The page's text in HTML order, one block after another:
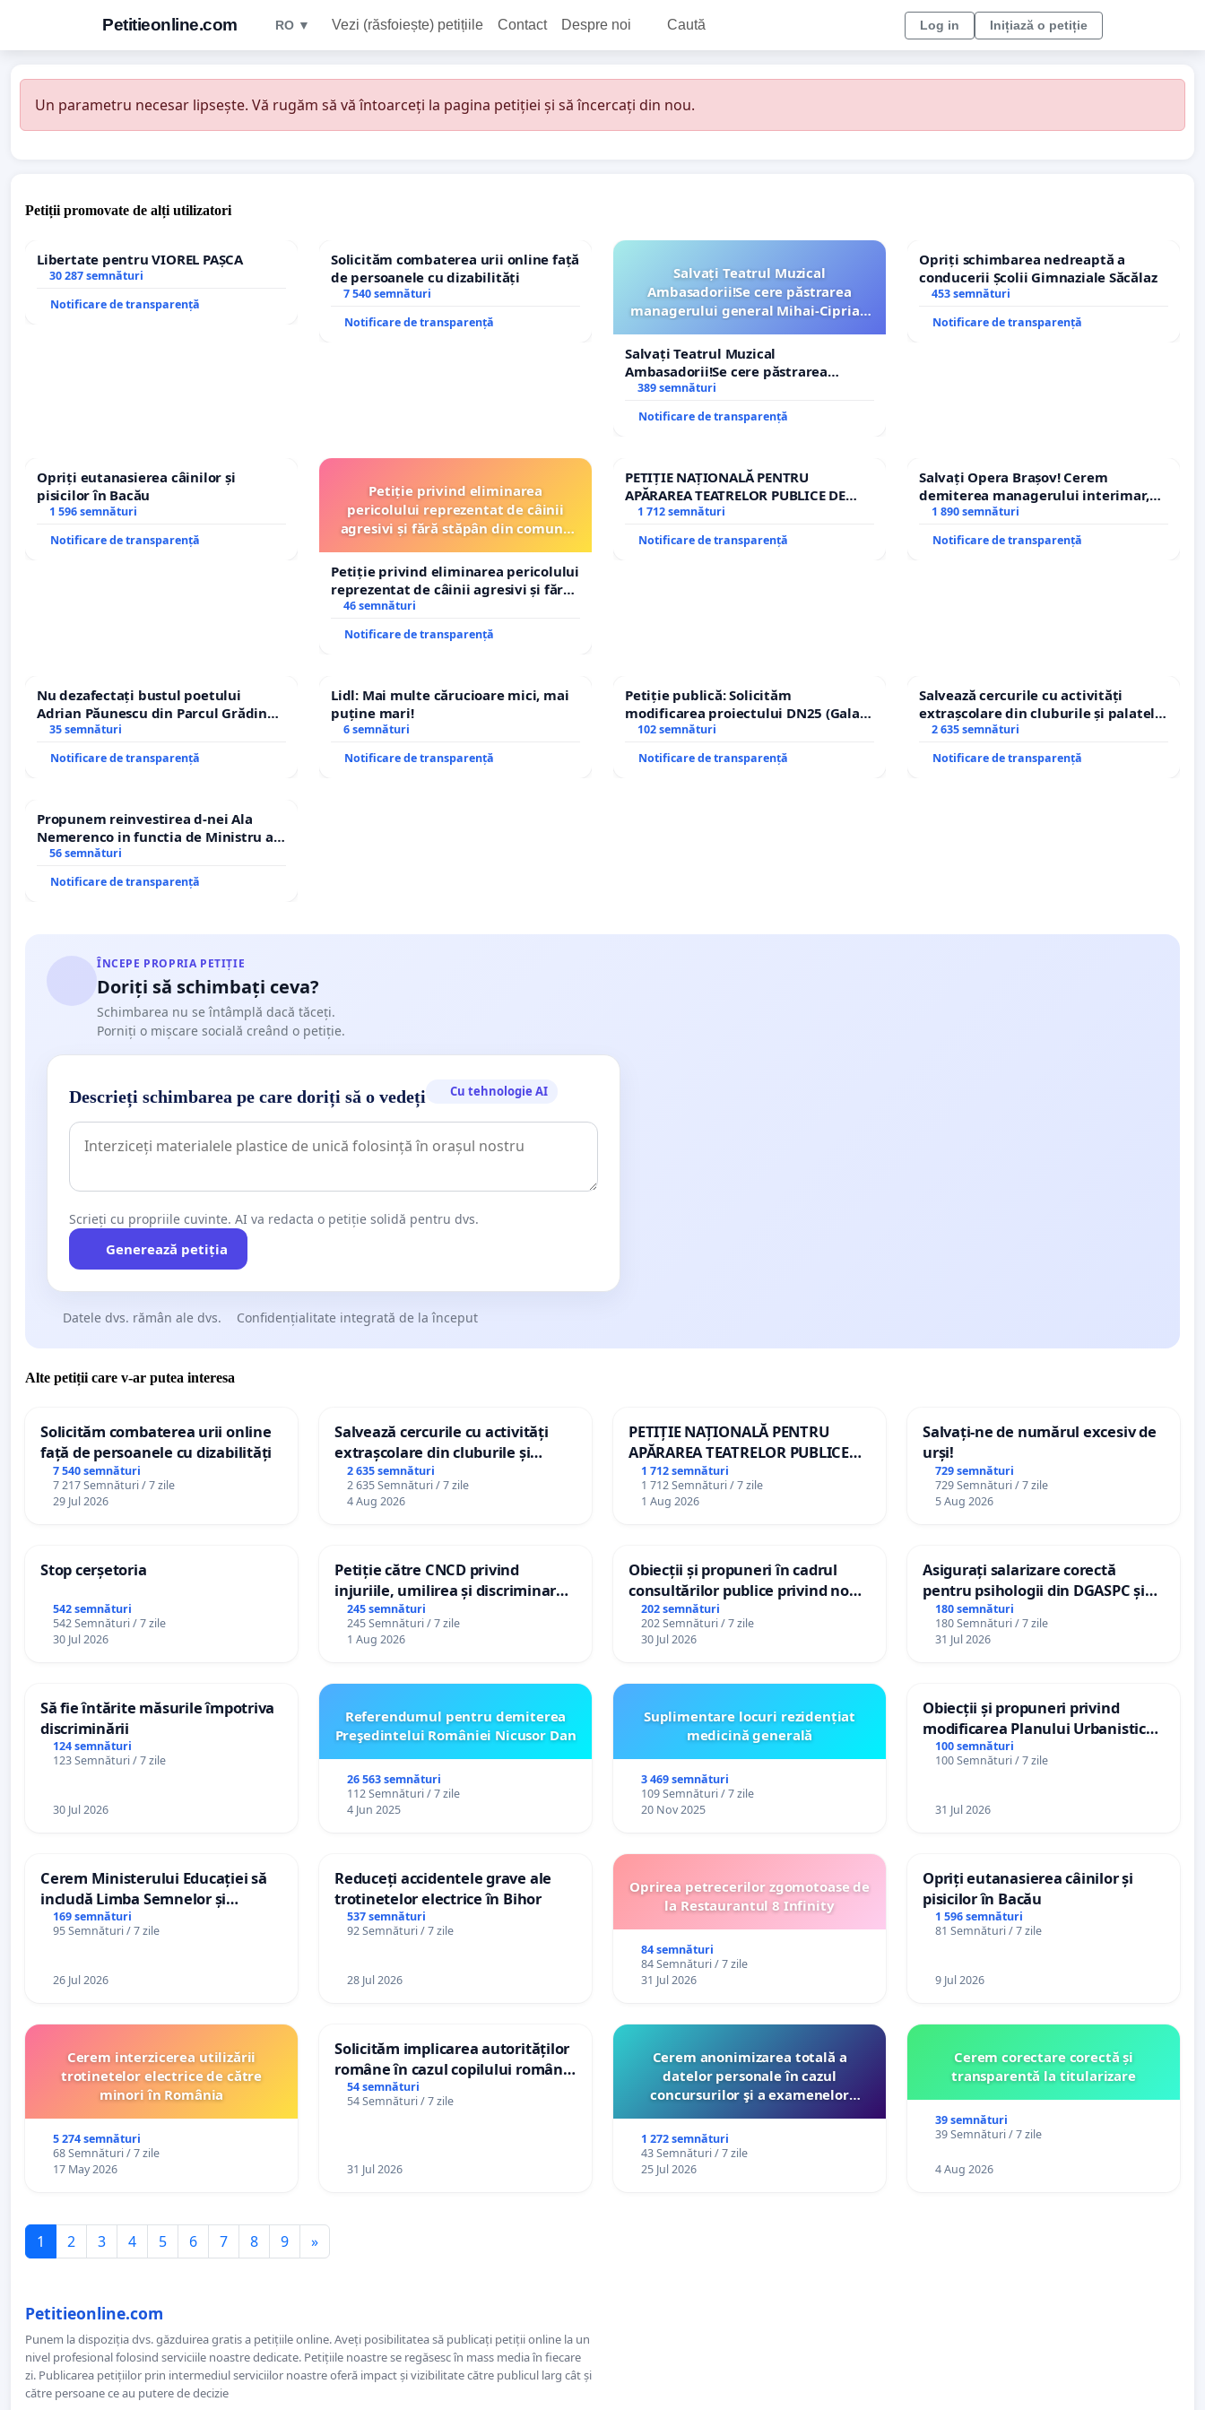
Petitieonline.com RO ▼ Vezi (răsfoiește) petițiile Contact Despre noi Caută Log in Inițiază o petiție
Un parametru necesar lipsește. Vă rugăm să vă întoarceți la pagina petiției și să încercați din nou.
Petiții promovate de alți utilizatori
Libertate pentru VIOREL PAȘCA
30 287 semnături
Notificare de transparență
Solicităm combaterea urii online față
de persoanele cu dizabilități
7 540 semnături
Notificare de transparență
Salvați Teatrul Muzical
Ambasadorii!Se cere păstrarea
managerului general Mihai-Ciprian
Salvați Teatrul Muzical
Ambasadorii!Se cere păstrarea
managerului general Mihai-Ciprian
ROGOJAN
389 semnături
Notificare de transparență
Opriți schimbarea nedreaptă a
conducerii Școlii Gimnaziale Săcălaz
453 semnături
Notificare de transparență
Opriți eutanasierea câinilor și
pisicilor în Bacău
1 596 semnături
Notificare de transparență
Petiție privind eliminarea
pericolului reprezentat de câinii
agresivi și fără stăpân din comuna
Petiție privind eliminarea pericolului
reprezentat de câinii agresivi și fără
stăpân din comuna Tunari
46 semnături
Notificare de transparență
PETIȚIE NAȚIONALĂ PENTRU
APĂRAREA TEATRELOR PUBLICE DE
REPERTORIU DIN ROMÂNIA
1 712 semnături
Notificare de transparență
Salvați Opera Brașov! Cerem
demiterea managerului interimar,
Petrean Lucian-Marius!
1 890 semnături
Notificare de transparență
Nu dezafectați bustul poetului
Adrian Păunescu din Parcul Grădina
Icoanei! Stop cenzurii culturale!
35 semnături
Notificare de transparență
Lidl: Mai multe cărucioare mici, mai
puține mari!
6 semnături
Notificare de transparență
Petiție publică: Solicităm
modificarea proiectului DN25 (Galați
– Hanu Conachi) prin devierea
traseului în afara localităților!
102 semnături
Notificare de transparență
Salvează cercurile cu activități
extrașcolare din cluburile și palatele
copiilor
2 635 semnături
Notificare de transparență
Propunem reinvestirea d-nei Ala
Nemerenco in functia de Ministru al
Sanatatii
56 semnături
Notificare de transparență
ÎNCEPE PROPRIA PETIȚIE
Doriți să schimbați ceva?
Schimbarea nu se întâmplă dacă tăceți.
Porniți o mișcare socială creând o petiție.
Descrieți schimbarea pe care doriți să o vedeți Cu tehnologie AI
Scrieți cu propriile cuvinte. AI va redacta o petiție solidă pentru dvs.
Generează petiția
Datele dvs. rămân ale dvs. Confidențialitate integrată de la început
Alte petiții care v-ar putea interesa
Solicităm combaterea urii online
față de persoanele cu dizabilități
7 540 semnături
7 217 Semnături / 7 zile
29 Jul 2026
Salvează cercurile cu activități
extrașcolare din cluburile și
palatele copiilor
2 635 semnături
2 635 Semnături / 7 zile
4 Aug 2026
PETIȚIE NAȚIONALĂ PENTRU
APĂRAREA TEATRELOR PUBLICE
DE REPERTORIU DIN ROMÂNIA
1 712 semnături
1 712 Semnături / 7 zile
1 Aug 2026
Salvați-ne de numărul excesiv de
urși!
729 semnături
729 Semnături / 7 zile
5 Aug 2026
Stop cerșetoria
542 semnături
542 Semnături / 7 zile
30 Jul 2026
Petiție către CNCD privind
injuriile, umilirea și discriminarea
persoanelor cu dizabilități de
către utilizatorul TikTok „Gorici”
245 semnături
245 Semnături / 7 zile
1 Aug 2026
Obiecții și propuneri în cadrul
consultărilor publice privind noul
Plan Urbanistic General (PUG)
Ialoveni
202 semnături
202 Semnături / 7 zile
30 Jul 2026
Asigurați salarizare corectă
pentru psihologii din DGASPC și
spitale
180 semnături
180 Semnături / 7 zile
31 Jul 2026
Să fie întărite măsurile împotriva
discriminării
124 semnături
123 Semnături / 7 zile
30 Jul 2026
Referendumul pentru demiterea
Preşedintelui României Nicusor Dan
26 563 semnături
112 Semnături / 7 zile
4 Jun 2025
Suplimentare locuri rezidențiat
medicină generală
3 469 semnături
109 Semnături / 7 zile
20 Nov 2025
Obiecții și propuneri privind
modificarea Planului Urbanistic
General al orașului Ialoveni
100 semnături
100 Semnături / 7 zile
31 Jul 2026
Cerem Ministerului Educației să
includă Limba Semnelor și
alfabetul Braille în școlile din
Republica Moldova!
169 semnături
95 Semnături / 7 zile
26 Jul 2026
Reduceți accidentele grave ale
trotinetelor electrice în Bihor
537 semnături
92 Semnături / 7 zile
28 Jul 2026
Oprirea petrecerilor zgomotoase de
la Restaurantul 8 Infinity
84 semnături
84 Semnături / 7 zile
31 Jul 2026
Opriți eutanasierea câinilor și
pisicilor în Bacău
1 596 semnături
81 Semnături / 7 zile
9 Jul 2026
Cerem interzicerea utilizării
trotinetelor electrice de către
minori în România
5 274 semnături
68 Semnături / 7 zile
17 May 2026
Solicităm implicarea autorităților
române în cazul copilului român
Wiliam Kristian Gheorghe, aflat în
plasament în Danemarca de 12
54 semnături
54 Semnături / 7 zile
31 Jul 2026
Cerem anonimizarea totală a
datelor personale în cazul
concursurilor şi a examenelor
către Ministerul Educaţiei
1 272 semnături
43 Semnături / 7 zile
25 Jul 2026
Cerem corectare corectă și
transparentă la titularizare
39 semnături
39 Semnături / 7 zile
4 Aug 2026
1 2 3 4 5 6 7 8 9 »
Petitieonline.com
Punem la dispoziția dvs. găzduirea gratis a petițiile online. Aveți posibilitatea să publicați petiții online la un
nivel profesional folosind serviciile noastre dedicate. Petițiile noastre se regăsesc în mass media în fiecare
zi. Publicarea petițiilor prin intermediul serviciilor noastre oferă impact și vizibilitate către publicul larg cât și
către persoane ce au putere de decizie